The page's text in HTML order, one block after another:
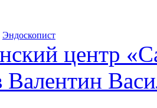
Эндоскопист
центр
Валентин